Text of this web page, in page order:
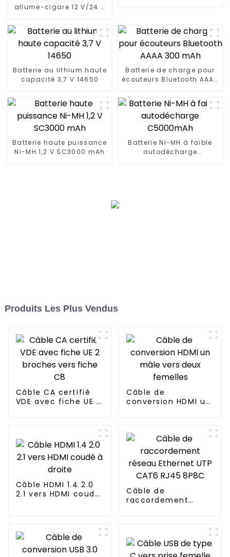
allume-cigare 12 V/24 V
Batterie au lithium haute
capacité 3,7 V 14650
Batterie de charge pour
écouteurs Bluetooth AAAA
Batterie haute puissance
Ni-MH 1,2 V SC3000 mAh
Batterie Ni-MH à faible
autodécharge
Produits Les Plus Vendus
Câble CA certifié
VDE avec fiche UE 2
Câble de
conversion HDMI un
Câble HDMI 1.4 2.0
2.1 vers HDMI coudé
Câble de
raccordement